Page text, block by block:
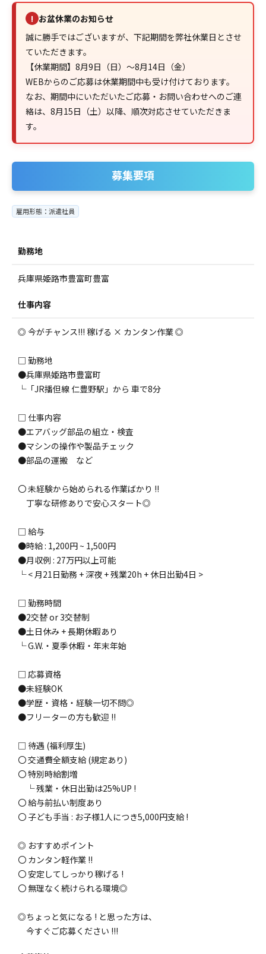
! お盆休業のお知らせ
誠に勝手ではございますが、下記期間を弊社休業日とさせ
ていただきます。
【休業期間】8月9日（日）～8月14日（金）
WEBからのご応募は休業期間中も受け付けております。
なお、期間中にいただいたご応募・お問い合わせへのご連
絡は、8月15日（土）以降、順次対応させていただきま
す。
募集要項
雇用形態：派遣社員
勤務地
兵庫県姫路市豊富町豊富
仕事内容
◎ 今がチャンス!!! 稼げる × カンタン作業 ◎
□ 勤務地
●兵庫県姫路市豊富町
└「JR播但線 仁豊野駅」から 車で8分
□ 仕事内容
●エアバッグ部品の組立・検査
●マシンの操作や製品チェック
●部品の運搬 など
〇 未経験から始められる作業ばかり !!
丁寧な研修ありで安心スタート◎
□ 給与
●時給 : 1,200円 ~ 1,500円
●月収例 : 27万円以上可能
└ < 月21日勤務 + 深夜 + 残業20h + 休日出勤4日 >
□ 勤務時間
●2交替 or 3交替制
●土日休み + 長期休暇あり
└ G.W.・夏季休暇・年末年始
□ 応募資格
●未経験OK
●学歴・資格・経験一切不問◎
●フリーターの方も歓迎 !!
□ 待遇 (福利厚生)
〇 交通費全額支給 (規定あり)
〇 特別時給割増
└ 残業・休日出勤は25%UP !
〇 給与前払い制度あり
〇 子ども手当 : お子様1人につき5,000円支給 !
◎ おすすめポイント
〇 カンタン軽作業 !!
〇 安定してしっかり稼げる !
〇 無理なく続けられる環境◎
◎ちょっと気になる ! と思った方は、
今すぐご応募ください !!!